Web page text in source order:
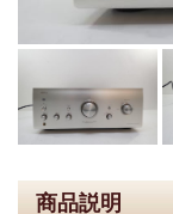
商品説明